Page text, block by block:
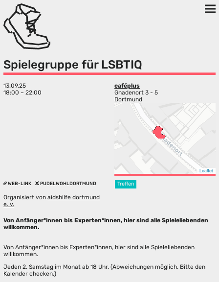
Spielegruppe für LSBTIQ
13.09.25
18:00 – 22:00
caféplus
Gnadenort 3 - 5
Dortmund
Leaflet
WEB-LINK PUDELWOHLDORTMUND Treffen
Organisiert vonaidshilfe dortmund
e. v.
Von Anfänger*innen bis Experten*innen, hier sind alle Spieleliebenden
willkommen.
Von Anfänger*innen bis Experten*innen, hier sind alle Spieleliebenden
willkommen.
Jeden 2. Samstag im Monat ab 18 Uhr. (Abweichungen möglich. Bitte den
Kalender checken.)